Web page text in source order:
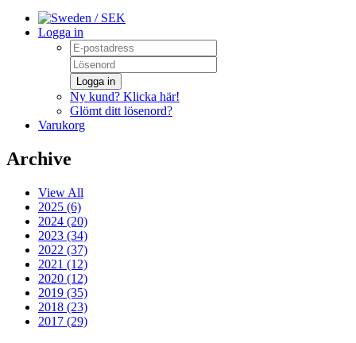
/ SEK
Logga in
Logga in
Ny kund? Klicka här!
Glömt ditt lösenord?
Varukorg
Archive
View All
2025 (6)
2024 (20)
2023 (34)
2022 (37)
2021 (12)
2020 (12)
2019 (35)
2018 (23)
2017 (29)